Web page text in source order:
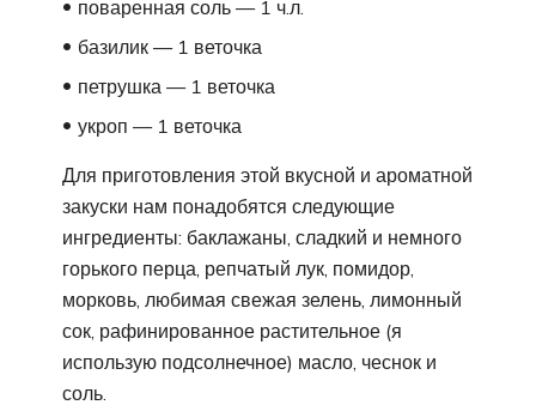
поваренная соль — 1 ч.л.
базилик — 1 веточка
петрушка — 1 веточка
укроп — 1 веточка
Для приготовления этой вкусной и ароматной
закуски нам понадобятся следующие
ингредиенты: баклажаны, сладкий и немного
горького перца, репчатый лук, помидор,
морковь, любимая свежая зелень, лимонный
сок, рафинированное растительное (я
использую подсолнечное) масло, чеснок и
соль.